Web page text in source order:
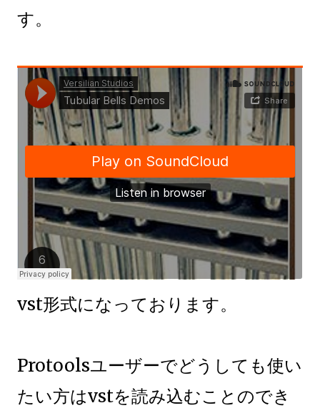
す。
vst形式になっております。
Protoolsユーザーでどうしても使い
たい方はvstを読み込むことのでき